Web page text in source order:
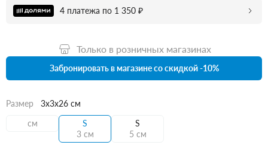
4 платежа по 1 350 ₽
Только в розничных магазинах
Забронировать в магазине со скидкой -10%
Размер
3x3x26 см
см
S
3 см
S
5 см